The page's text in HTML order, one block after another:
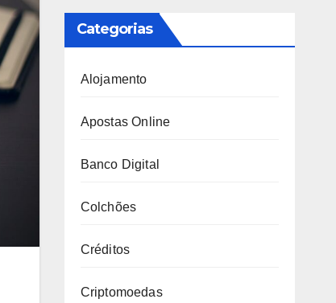
Categorias
Alojamento
Apostas Online
Banco Digital
Colchões
Créditos
Criptomoedas